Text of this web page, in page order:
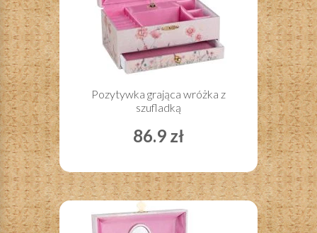
Pozytywka grająca wróżka z
szufladką
86.9 zł